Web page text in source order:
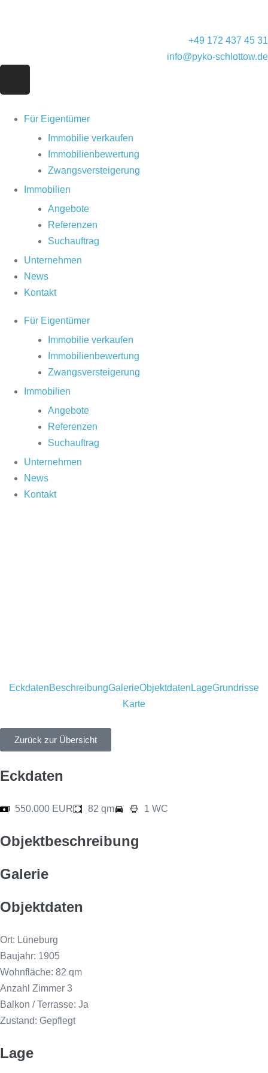
+49 172 437 45 31
info@pyko-schlottow.de
Für Eigentümer
Immobilie verkaufen
Immobilienbewertung
Zwangsversteigerung
Immobilien
Angebote
Referenzen
Suchauftrag
Unternehmen
News
Kontakt
Für Eigentümer
Immobilie verkaufen
Immobilienbewertung
Zwangsversteigerung
Immobilien
Angebote
Referenzen
Suchauftrag
Unternehmen
News
Kontakt
EckdatenBeschreibungGalerieObjektdaten LageGrundrisse
Karte
Zurück zur Übersicht
Eckdaten
550.000 EUR 82 qm 1 WC
Objektbeschreibung
Galerie
Objektdaten
Ort: Lüneburg
Baujahr: 1905
Wohnfläche: 82 qm
Anzahl Zimmer 3
Balkon / Terrasse: Ja
Zustand: Gepflegt
Lage